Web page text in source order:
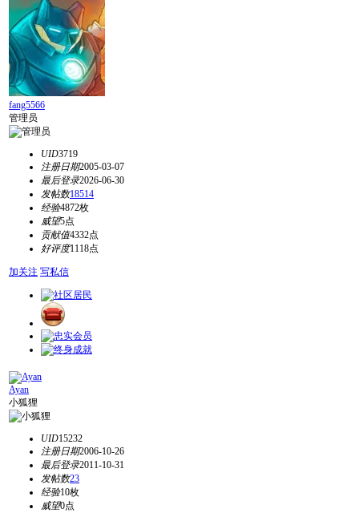
fang5566
管理员
UID3719
注册日期2005-03-07
最后登录2026-06-30
发帖数18514
经验4872枚
威望5点
贡献值4332点
好评度1118点
加关注 写私信
Ayan
小狐狸
UID15232
注册日期2006-10-26
最后登录2011-10-31
发帖数23
经验10枚
威望0点